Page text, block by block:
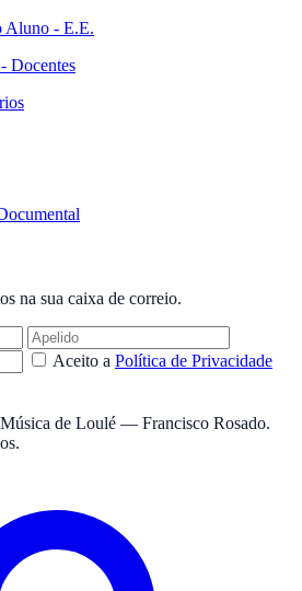
Aluno - E.E.
Docentes
na sua caixa de correio.
Aceito a Política de Privacidade
de Loulé — Francisco Rosado.